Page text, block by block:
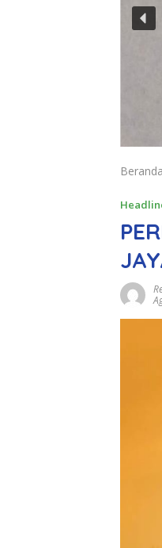
Beranda